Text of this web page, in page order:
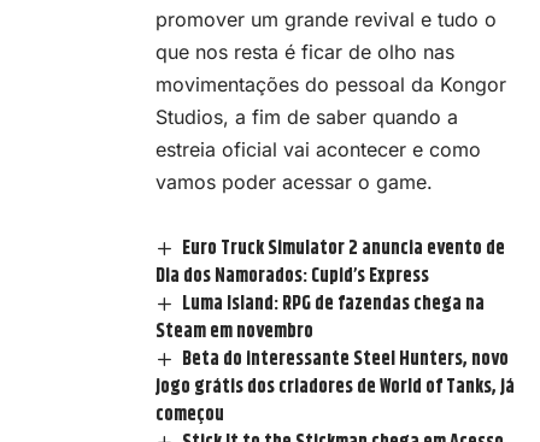
promover um grande revival e tudo o
que nos resta é ficar de olho nas
movimentações do pessoal da Kongor
Studios, a fim de saber quando a
estreia oficial vai acontecer e como
vamos poder acessar o game.
Euro Truck Simulator 2 anuncia evento de
Dia dos Namorados: Cupid’s Express
Luma Island: RPG de fazendas chega na
Steam em novembro
Beta do interessante Steel Hunters, novo
jogo grátis dos criadores de World of Tanks, já
começou